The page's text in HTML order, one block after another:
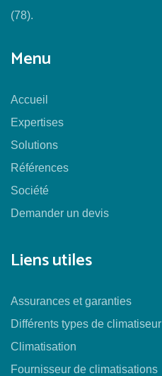
(78).
Menu
Accueil
Expertises
Solutions
Références
Société
Demander un devis
Liens utiles
Assurances et garanties
Différents types de climatiseur
Climatisation
Fournisseur de climatisations